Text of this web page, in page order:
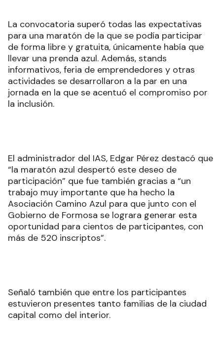
La convocatoria superó todas las expectativas
para una maratón de la que se podía participar
de forma libre y gratuita, únicamente había que
llevar una prenda azul. Además, stands
informativos, feria de emprendedores y otras
actividades se desarrollaron a la par en una
jornada en la que se acentuó el compromiso por
la inclusión.
El administrador del IAS, Edgar Pérez destacó que
“la maratón azul despertó este deseo de
participación” que fue también gracias a “un
trabajo muy importante que ha hecho la
Asociación Camino Azul para que junto con el
Gobierno de Formosa se lograra generar esta
oportunidad para cientos de participantes, con
más de 520 inscriptos”.
Señaló también que entre los participantes
estuvieron presentes tanto familias de la ciudad
capital como del interior.